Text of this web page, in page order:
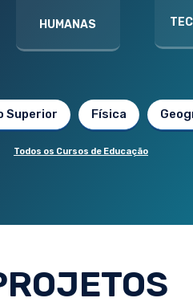
HUMANAS
Superior Física
Todos os Cursos de Educação